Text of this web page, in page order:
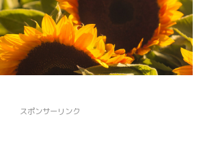
スポンサーリンク